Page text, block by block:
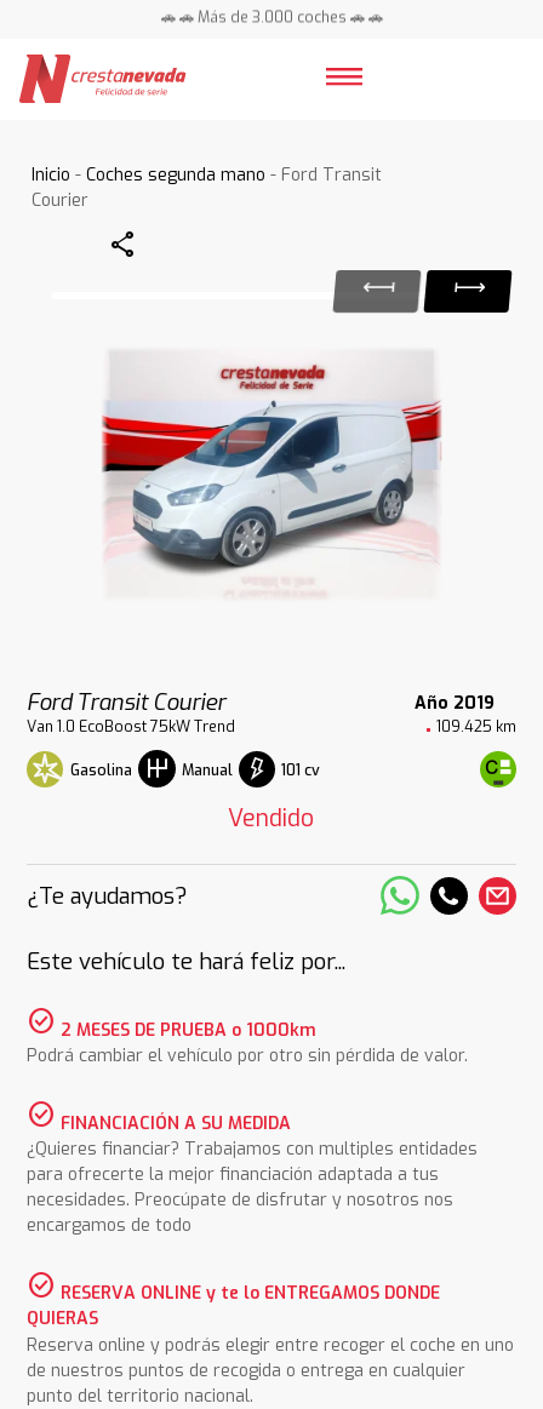
🚗 🚗 Más de 3.000 coches 🚗 🚗
Inicio -Coches segunda mano - Ford Transit
Courier
Share
Ford Transit Courier Año 2019
Van 1.0 EcoBoost 75kW Trend 109.425 km
Gasolina Manual 101 cv
Vendido
¿Te ayudamos?
Este vehículo te hará feliz por...
check_circle 2 MESES DE PRUEBA o 1000km
Podrá cambiar el vehículo por otro sin pérdida de valor.
check_circle FINANCIACIÓN A SU MEDIDA
¿Quieres financiar? Trabajamos con multiples entidades
para ofrecerte la mejor financiación adaptada a tus
necesidades. Preocúpate de disfrutar y nosotros nos
encargamos de todo
check_circle RESERVA ONLINE y te lo ENTREGAMOS DONDE
QUIERAS
Reserva online y podrás elegir entre recoger el coche en uno
de nuestros puntos de recogida o entrega en cualquier
punto del territorio nacional.